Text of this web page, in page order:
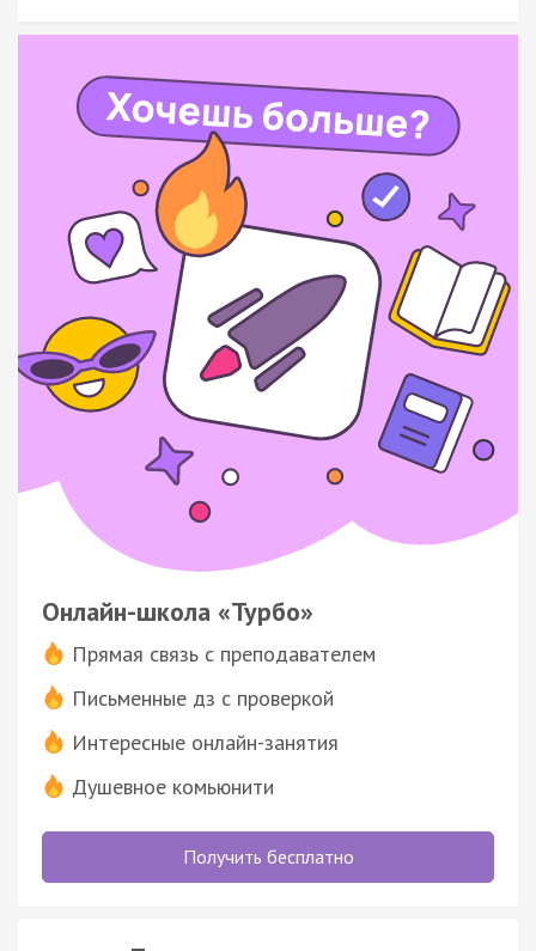
Онлайн-школа «Турбо»
Прямая связь с преподавателем
Письменные дз с проверкой
Интересные онлайн-занятия
Душевное комьюнити
Получить бесплатно